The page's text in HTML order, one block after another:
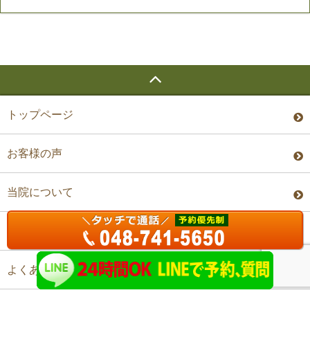
トップページ
お客様の声
当院について
よくあるご質問